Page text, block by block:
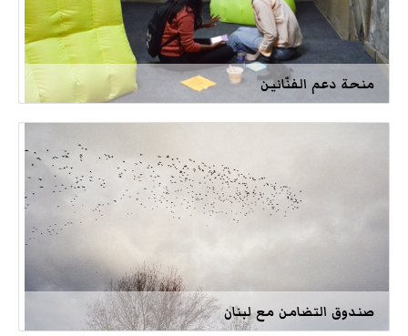
منحة دعم الفنّانين
صندوق التضامن مع لبنان